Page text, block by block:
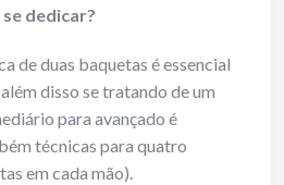
dedicar?
de duas baquetas é essencial
disso se tratando de um
para avançado é
técnicas para quatro
em cada mão).